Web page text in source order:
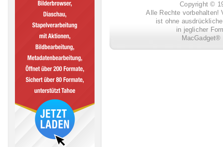
Copyright ©
Alle Rechte vorbehalten!
ist ohne
in jeglicher
MacGadget®